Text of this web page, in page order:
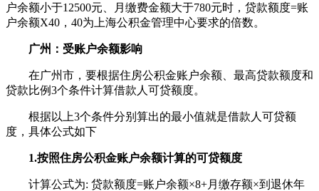
户余额小于12500元、月缴费金额大于780元时，贷款额度=账
户余额X40，40为上海公积金管理中心要求的倍数。
广州：受账户余额影响
在广州市，要根据住房公积金账户余额、最高贷款额度和
贷款比例3个条件计算借款人可贷额度。
根据以上3个条件分别算出的最小值就是借款人可贷额
度，具体公式如下
1.按照住房公积金账户余额计算的可贷额度
计算公式为: 贷款额度=账户余额×8+月缴存额×到退休年